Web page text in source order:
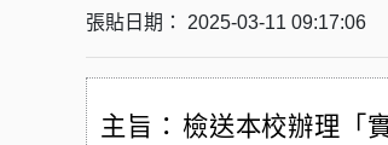
張貼日期： 2025-03-11 09:17:06
主旨： 檢送本校辦理「